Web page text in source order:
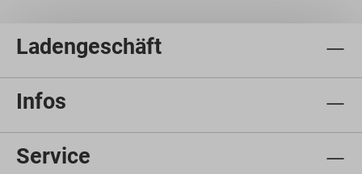
Ladengeschäft
Infos
Service